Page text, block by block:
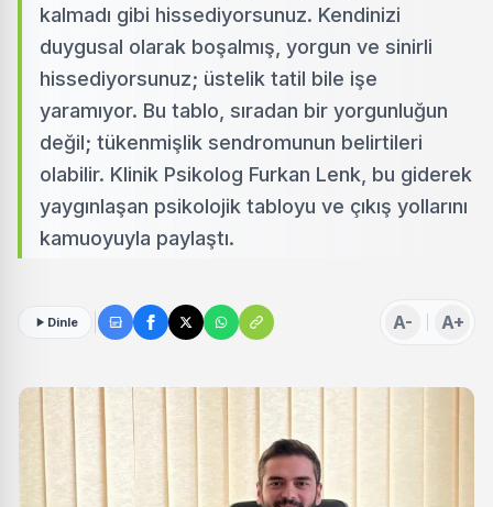
kalmadı gibi hissediyorsunuz. Kendinizi
duygusal olarak boşalmış, yorgun ve sinirli
hissediyorsunuz; üstelik tatil bile işe
yaramıyor. Bu tablo, sıradan bir yorgunluğun
değil; tükenmişlik sendromunun belirtileri
olabilir. Klinik Psikolog Furkan Lenk, bu giderek
yaygınlaşan psikolojik tabloyu ve çıkış yollarını
kamuoyuyla paylaştı.
Dinle A- A+